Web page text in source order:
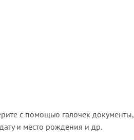
с помощью галочек документы,
и место рождения и др.